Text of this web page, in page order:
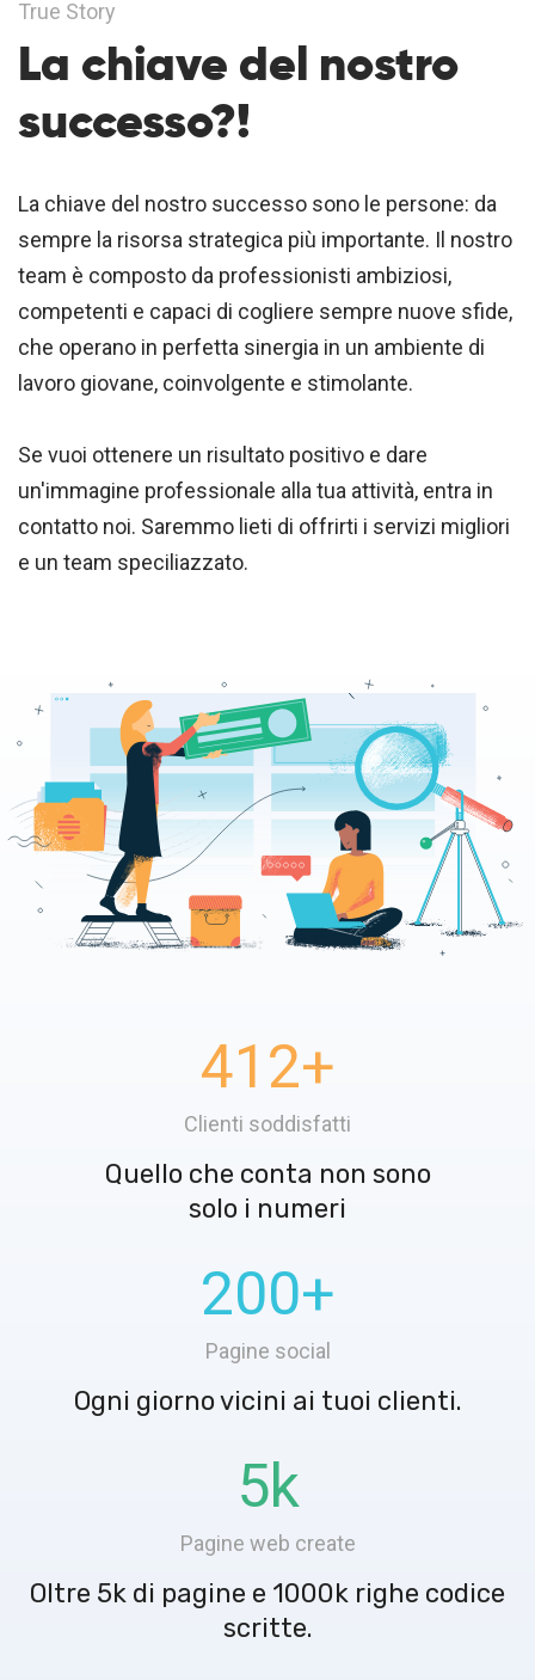
True Story
La chiave del nostro
successo?!
La chiave del nostro successo sono le persone: da
sempre la risorsa strategica più importante. Il nostro
team è composto da professionisti ambiziosi,
competenti e capaci di cogliere sempre nuove sfide,
che operano in perfetta sinergia in un ambiente di
lavoro giovane, coinvolgente e stimolante.
Se vuoi ottenere un risultato positivo e dare
un'immagine professionale alla tua attività, entra in
contatto noi. Saremmo lieti di offrirti i servizi migliori
e un team speciliazzato.
412+
Clienti soddisfatti
Quello che conta non sono
solo i numeri
200+
Pagine social
Ogni giorno vicini ai tuoi clienti.
5k
Pagine web create
Oltre 5k di pagine e 1000k righe codice
scritte.